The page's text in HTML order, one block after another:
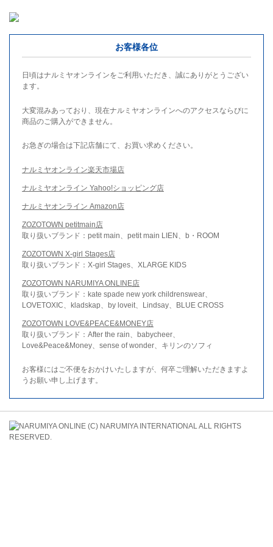
お客様各位
日頃はナルミヤオンラインをご利用いただき、誠にありがとうござい
ます。
大変混みあっており、現在ナルミヤオンラインへのアクセスならびに
商品のご購入ができません。
お急ぎの場合は下記店舗にて、お買い求めください。
ナルミヤオンライン楽天市場店
ナルミヤオンライン Yahoo!ショッピング店
ナルミヤオンライン Amazon店
ZOZOTOWN petitmain店
取り扱いブランド：petit main、petit main LIEN、b・ROOM
ZOZOTOWN X-girl Stages店
取り扱いブランド：X-girl Stages、XLARGE KIDS
ZOZOTOWN NARUMIYA ONLINE店
取り扱いブランド：kate spade new york childrenswear、
LOVETOXIC、kladskap、by loveit、Lindsay、BLUE CROSS
ZOZOTOWN LOVE&PEACE&MONEY店
取り扱いブランド：After the rain、babycheer、
Love&Peace&Money、sense of wonder、キリンのソフィ
お客様にはご不便をおかけいたしますが、何卒ご理解いただきますよ
うお願い申し上げます。